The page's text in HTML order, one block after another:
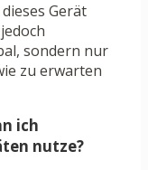
Gerät
sondern nur
zu erwarten
ich
nutze?